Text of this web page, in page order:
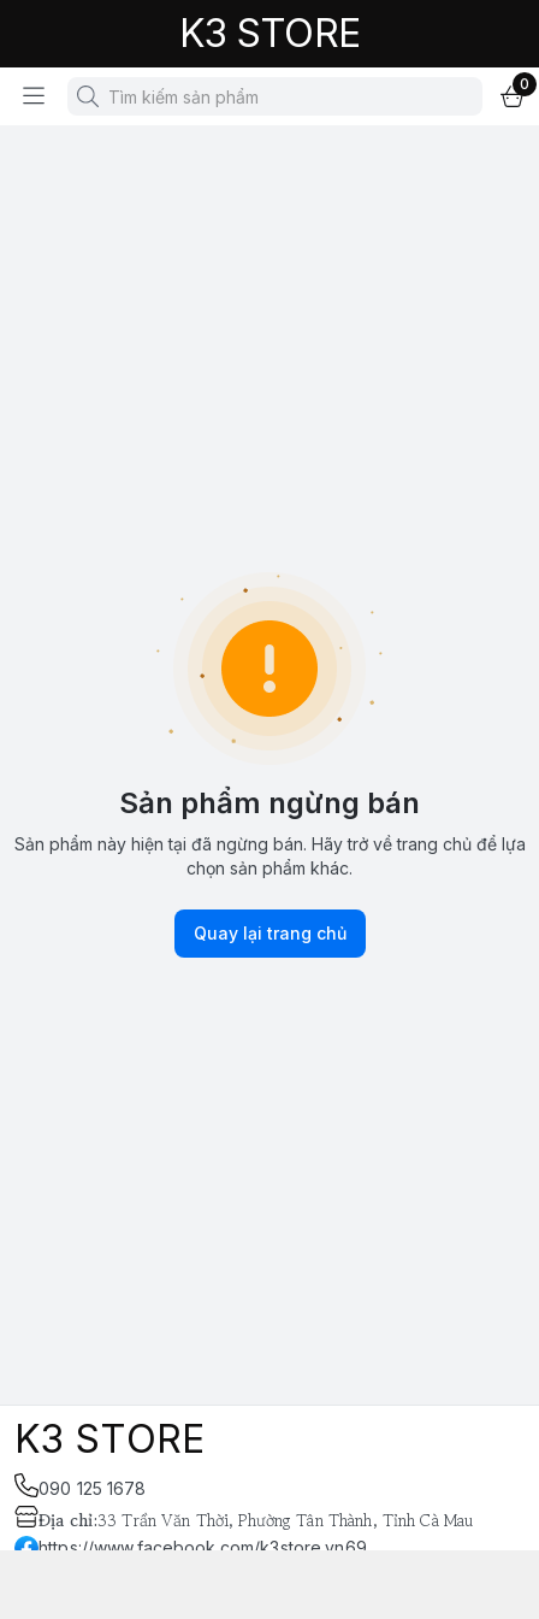
K3 STORE
0
Sản phẩm ngừng bán
Sản phẩm này hiện tại đã ngừng bán. Hãy trở về trang chủ để lựa
chọn sản phẩm khác.
Quay lại trang chủ
K3 STORE
090 125 1678
Địa chỉ:33 Trần Văn Thời, Phường Tân Thành, Tỉnh Cà Mau
https://www.facebook.com/k3store.vn69